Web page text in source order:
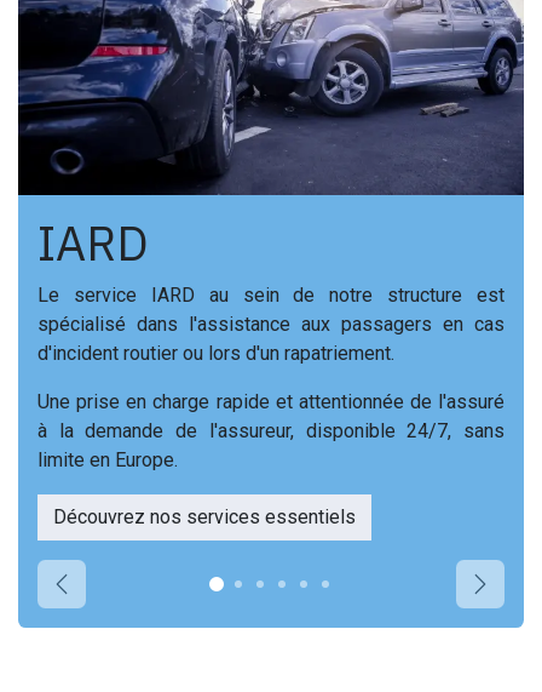
IARD
Le service IARD au sein de notre structure est
spécialisé dans l'assistance aux passagers en cas
d'incident routier ou lors d'un rapatriement.
Une prise en charge rapide et attentionnée de l'assuré
à la demande de l'assureur, disponible 24/7, sans
limite en Europe.
Découvrez nos services essentiels
Précédent Suivant